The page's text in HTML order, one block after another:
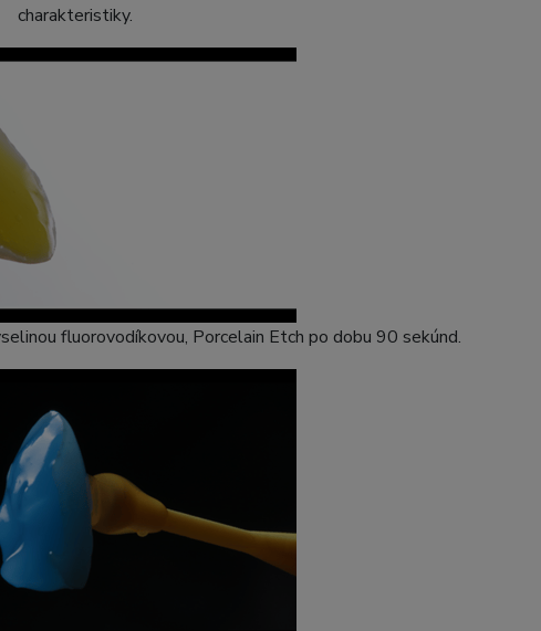
charakteristiky.
fluorovodíkovou, Porcelain Etch po dobu 90 sekúnd.